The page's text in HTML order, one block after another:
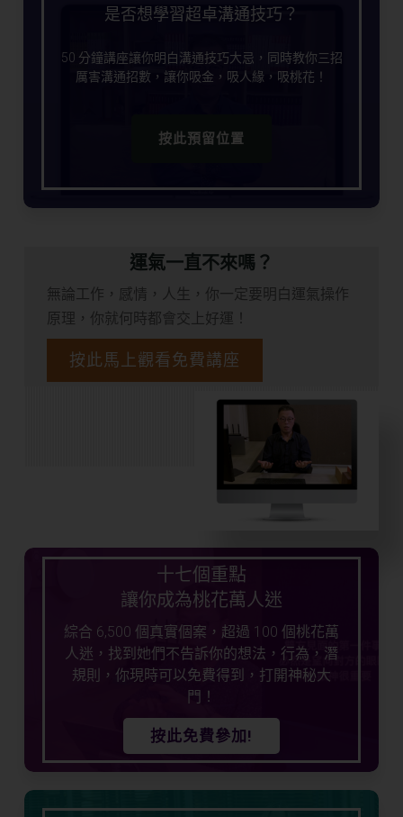
是否想學習超卓溝通技巧？
50 分鐘講座讓你明白溝通技巧大忌，同時教你三招
厲害溝通招數，讓你吸金，吸人緣，吸桃花！
按此預留位置
運氣一直不來嗎？
無論工作，感情，人生，你一定要明白運氣操作
原理，你就何時都會交上好運！
按此馬上觀看免費講座
十七個重點
讓你成為桃花萬人迷
綜合 6,500 個真實個案，超過 100 個桃花萬
人迷，找到她們不告訴你的想法，行為，潛
規則，你現時可以免費得到，打開神秘大
門！
按此免費參加!